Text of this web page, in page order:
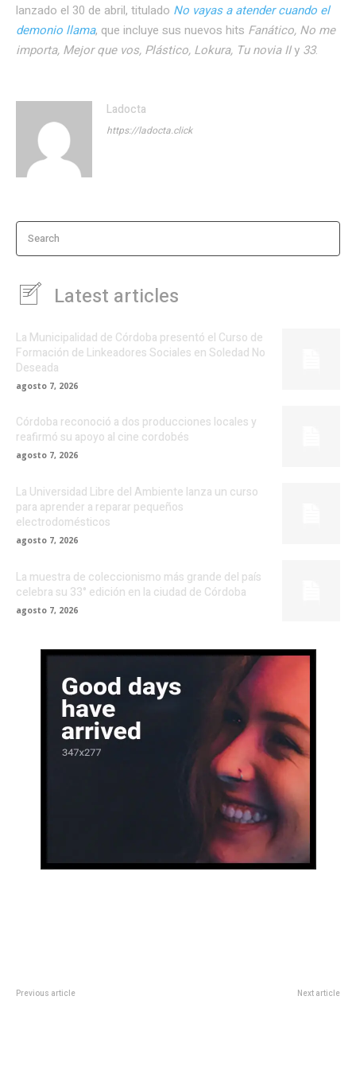
lanzado el 30 de abril, titulado No vayas a atender cuando el
demonio llama, que incluye sus nuevos hits Fanático, No me
importa, Mejor que vos, Plástico, Lokura, Tu novia IIy 33.
Ladocta
https://ladocta.click
Search
Latest articles
La Municipalidad de Córdoba presentó el Curso de
Formación de Linkeadores Sociales en Soledad No
Deseada
agosto 7, 2026
Córdoba reconoció a dos producciones locales y
reafirmó su apoyo al cine cordobés
agosto 7, 2026
La Universidad Libre del Ambiente lanza un curso
para aprender a reparar pequeños
electrodomésticos
agosto 7, 2026
La muestra de coleccionismo más grande del país
celebra su 33° edición en la ciudad de Córdoba
agosto 7, 2026
Previous article Next article